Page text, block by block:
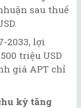
sau thuế
2033, lợi
triệu USD
giá APT chỉ
kỳ tăng